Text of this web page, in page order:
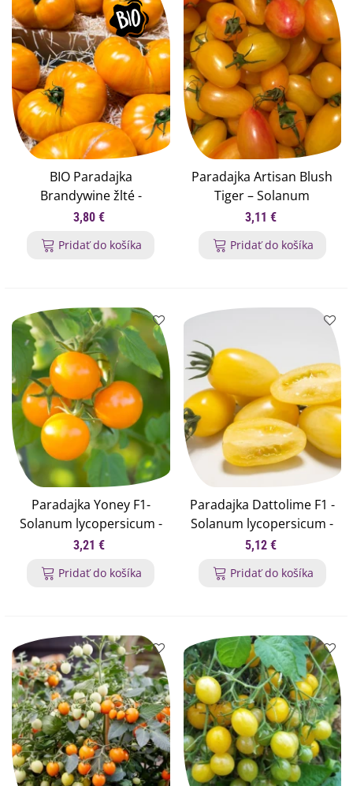
BIO Paradajka
Brandywine žlté -
Solanum lycopersicum -
7 ks
3,80 €
Pridať do košíka
Paradajka Artisan Blush
Tiger – Solanum
lycopersicum – semená
3,11 €
Pridať do košíka
Paradajka Yoney F1-
Solanum lycopersicum -
semená paradajok - 6 ks
3,21 €
Pridať do košíka
Paradajka Dattolime F1 -
Solanum lycopersicum -
semená paradajky - 6 ks
5,12 €
Pridať do košíka